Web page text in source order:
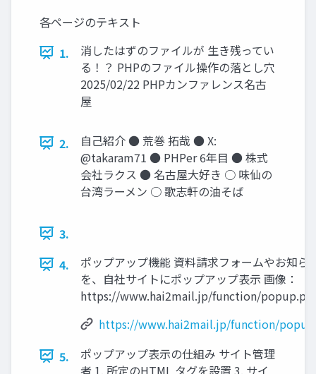
各ページのテキスト
1.
消したはずのファイルが 生き残ってい
る！？ PHPのファイル操作の落とし穴
2025/02/22 PHPカンファレンス名古
屋
2.
自己紹介 ● 荒巻 拓哉 ● X:
@takaram71 ● PHPer 6年目 ● 株式
会社ラクス ● 名古屋大好き ○ 味仙の
台湾ラーメン ○ 歌志軒の油そば
3.
4.
ポップアップ機能 資料請求フォームやお知ら
を、自社サイトにポップアップ表示 画像：
https://www.hai2mail.jp/function/
https://www.hai2mail.jp/function/
5.
ポップアップ表示の仕組み サイト管理
者 1. 所定のHTML タグを設置 3. サイ